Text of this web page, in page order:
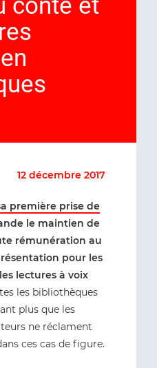
conte et
12 décembre 2017
première prise de
le maintien de
rémunération au
pour les
lectures à voix
les bibliothèques
plus que les
ne réclament
ces cas de figure.